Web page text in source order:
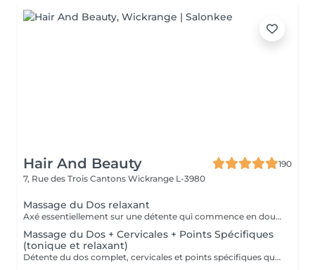
Hair And Beauty
190
7, Rue des Trois Cantons Wickrange L-3980
Massage du Dos relaxant
Axé essentiellement sur une détente qui commence en douceur pour finir en profondeur. Frictions. pétrissages et chaleur sont au programme. Pressions adaptées selon votre choix. douces ou fortes.Pour une action au niveau des cervicales vous pouvez opter pour le massage plus complet (Dos,cervicales et points spécifiques.).
Massage du Dos + Cervicales + Points Spécifiques
(tonique et relaxant)
Détente du dos complet, cervicales et points spécifiques qui soulageront fatigue musculaire, courbatures, rhumatismes.